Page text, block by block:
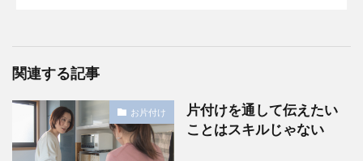
関連する記事
お片付け
片付けを通して伝えたい
ことはスキルじゃない